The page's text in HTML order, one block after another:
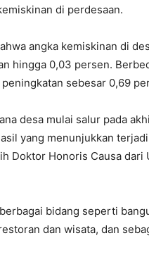
di perdesaan.
angka kemiskinan di
hingga 0,03 persen.
sebesar 0,69
desa mulai salur pada
yang menunjukkan
Doktor Honoris Causa dari
bidang seperti
dan wisata, dan